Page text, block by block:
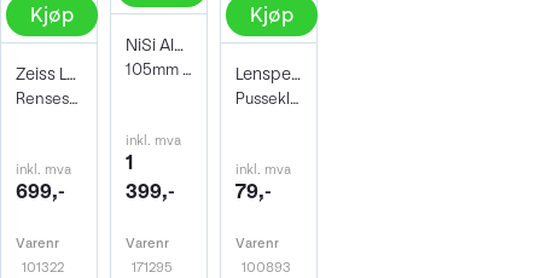
Kjøp
Zeiss Lens Cleaning Kit
Rensesett for objektiv og kamera
inkl. mva
699,-
Varenr
101322
NiSi AIR Protector Filter 105mm
105mm Beskyttelsesfilter
inkl. mva
1
399,-
Varenr
171295
Kjøp
Lenspen Photo Microklear Cloth
Pusseklut i microfiber
inkl. mva
79,-
Varenr
100893